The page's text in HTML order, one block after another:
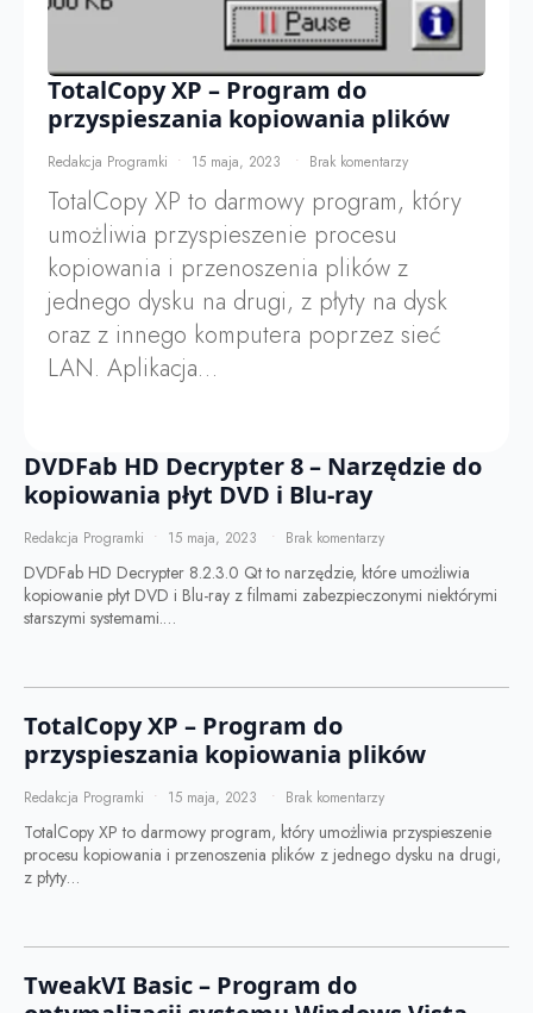
TotalCopy XP – Program do
przyspieszania kopiowania plików
Redakcja Programki 15 maja, 2023 Brak komentarzy
TotalCopy XP to darmowy program, który
umożliwia przyspieszenie procesu
kopiowania i przenoszenia plików z
jednego dysku na drugi, z płyty na dysk
oraz z innego komputera poprzez sieć
LAN. Aplikacja…
DVDFab HD Decrypter 8 – Narzędzie do
kopiowania płyt DVD i Blu-ray
Redakcja Programki 15 maja, 2023 Brak komentarzy
DVDFab HD Decrypter 8.2.3.0 Qt to narzędzie, które umożliwia
kopiowanie płyt DVD i Blu-ray z filmami zabezpieczonymi niektórymi
starszymi systemami.…
TotalCopy XP – Program do
przyspieszania kopiowania plików
Redakcja Programki 15 maja, 2023 Brak komentarzy
TotalCopy XP to darmowy program, który umożliwia przyspieszenie
procesu kopiowania i przenoszenia plików z jednego dysku na drugi,
z płyty…
TweakVI Basic – Program do